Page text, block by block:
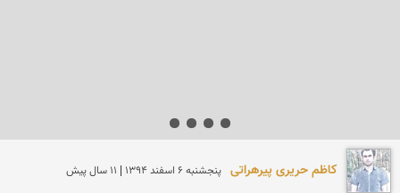
کاظم حریری پیرهراتی پنجشنبه 6 اسفند 1394 | 11 سال پیش